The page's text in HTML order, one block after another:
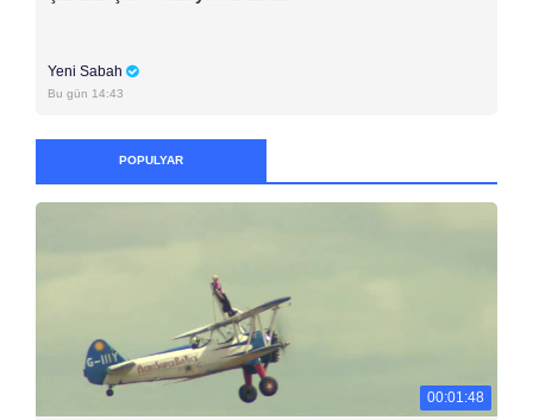
Yeni Sabah
Bu gün 14:43
POPULYAR
00:01:48